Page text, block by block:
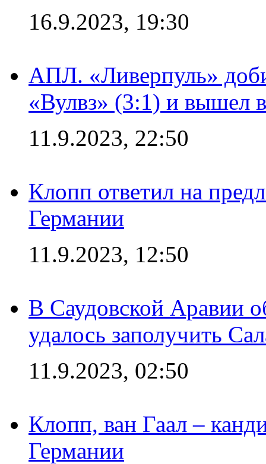
16.9.2023, 19:30
АПЛ. «Ливерпуль»
«Вулвз» (3:1) и вышел
11.9.2023, 22:50
Клопп ответил на
Германии
11.9.2023, 12:50
В Саудовской Аравии
удалось заполучить
11.9.2023, 02:50
Клопп, ван Гаал –
Германии